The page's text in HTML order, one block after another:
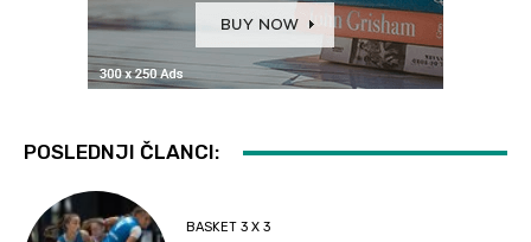
POSLEDNJI ČLANCI:
BASKET 3 X 3